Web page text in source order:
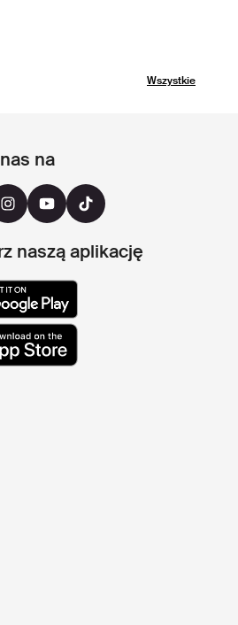
Wszystkie
na
naszą aplikację